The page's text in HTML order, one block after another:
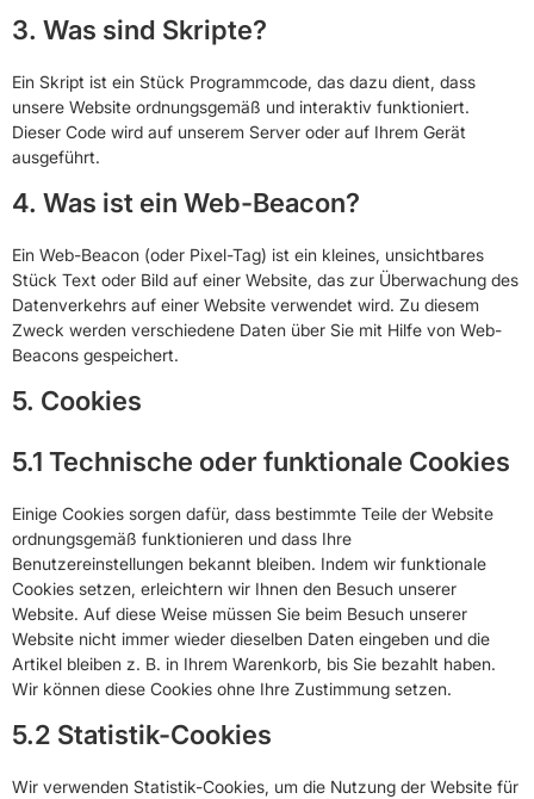
3. Was sind Skripte?
Ein Skript ist ein Stück Programmcode, das dazu dient, dass
unsere Website ordnungsgemäß und interaktiv funktioniert.
Dieser Code wird auf unserem Server oder auf Ihrem Gerät
ausgeführt.
4. Was ist ein Web-Beacon?
Ein Web-Beacon (oder Pixel-Tag) ist ein kleines, unsichtbares
Stück Text oder Bild auf einer Website, das zur Überwachung des
Datenverkehrs auf einer Website verwendet wird. Zu diesem
Zweck werden verschiedene Daten über Sie mit Hilfe von Web-
Beacons gespeichert.
5. Cookies
5.1 Technische oder funktionale Cookies
Einige Cookies sorgen dafür, dass bestimmte Teile der Website
ordnungsgemäß funktionieren und dass Ihre
Benutzereinstellungen bekannt bleiben. Indem wir funktionale
Cookies setzen, erleichtern wir Ihnen den Besuch unserer
Website. Auf diese Weise müssen Sie beim Besuch unserer
Website nicht immer wieder dieselben Daten eingeben und die
Artikel bleiben z. B. in Ihrem Warenkorb, bis Sie bezahlt haben.
Wir können diese Cookies ohne Ihre Zustimmung setzen.
5.2 Statistik-Cookies
Wir verwenden Statistik-Cookies, um die Nutzung der Website für